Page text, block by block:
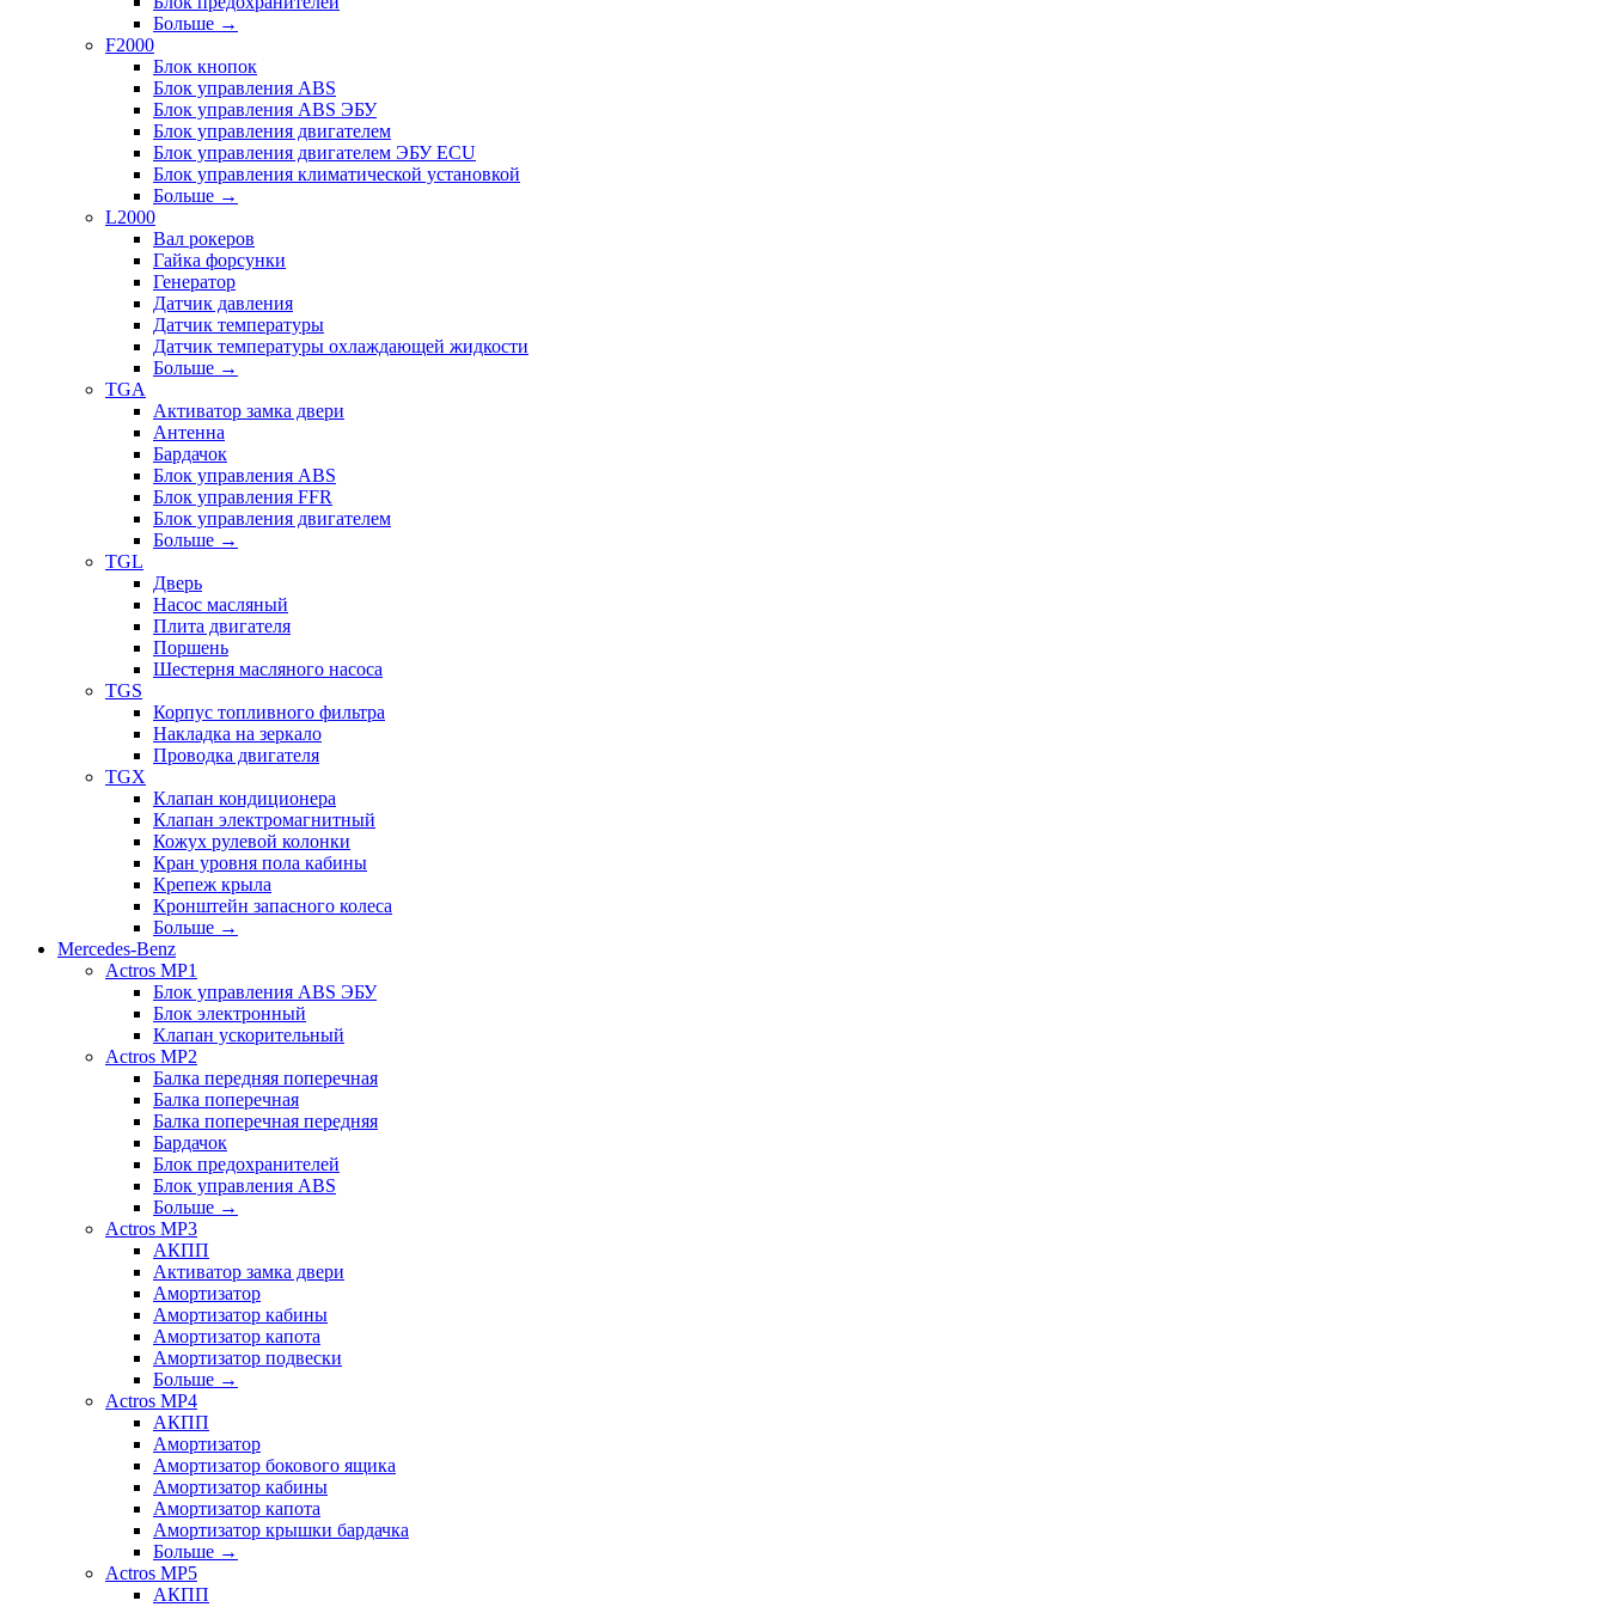
Больше →
F2000
Блок кнопок
Блок управления ABS
Блок управления ABS ЭБУ
Блок управления двигателем
Блок управления двигателем ЭБУ ECU
Блок управления климатической установкой
Больше →
L2000
Вал рокеров
Гайка форсунки
Генератор
Датчик давления
Датчик температуры
Датчик температуры охлаждающей жидкости
Больше →
TGA
Активатор замка двери
Антенна
Бардачок
Блок управления ABS
Блок управления FFR
Блок управления двигателем
Больше →
TGL
Дверь
Насос масляный
Плита двигателя
Поршень
Шестерня масляного насоса
TGS
Корпус топливного фильтра
Накладка на зеркало
Проводка двигателя
TGX
Клапан кондиционера
Клапан электромагнитный
Кожух рулевой колонки
Кран уровня пола кабины
Крепеж крыла
Кронштейн запасного колеса
Больше →
Mercedes-Benz
Actros MP1
Блок управления ABS ЭБУ
Блок электронный
Клапан ускорительный
Actros MP2
Балка передняя поперечная
Балка поперечная
Балка поперечная передняя
Бардачок
Блок предохранителей
Блок управления ABS
Больше →
Actros MP3
АКПП
Активатор замка двери
Амортизатор
Амортизатор кабины
Амортизатор капота
Амортизатор подвески
Больше →
Actros MP4
АКПП
Амортизатор
Амортизатор бокового ящика
Амортизатор кабины
Амортизатор капота
Амортизатор крышки бардачка
Больше →
Actros MP5
АКПП